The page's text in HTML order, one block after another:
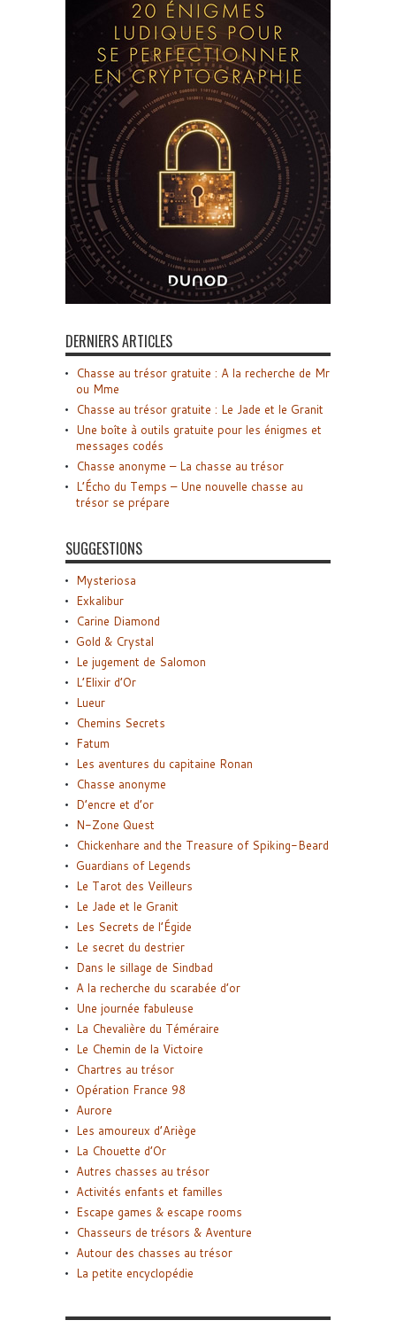
DERNIERS ARTICLES
Chasse au trésor gratuite : A la recherche de Mr
ou Mme
Chasse au trésor gratuite : Le Jade et le Granit
Une boîte à outils gratuite pour les énigmes et
messages codés
Chasse anonyme – La chasse au trésor
L’Écho du Temps – Une nouvelle chasse au
trésor se prépare
SUGGESTIONS
Mysteriosa
Exkalibur
Carine Diamond
Gold & Crystal
Le jugement de Salomon
L’Elixir d’Or
Lueur
Chemins Secrets
Fatum
Les aventures du capitaine Ronan
Chasse anonyme
D’encre et d’or
N-Zone Quest
Chickenhare and the Treasure of Spiking-Beard
Guardians of Legends
Le Tarot des Veilleurs
Le Jade et le Granit
Les Secrets de l’Égide
Le secret du destrier
Dans le sillage de Sindbad
A la recherche du scarabée d’or
Une journée fabuleuse
La Chevalière du Téméraire
Le Chemin de la Victoire
Chartres au trésor
Opération France 98
Aurore
Les amoureux d’Ariège
La Chouette d’Or
Autres chasses au trésor
Activités enfants et familles
Escape games & escape rooms
Chasseurs de trésors & Aventure
Autour des chasses au trésor
La petite encyclopédie